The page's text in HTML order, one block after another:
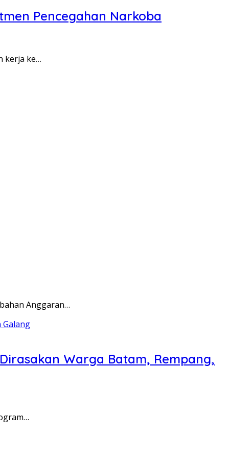
Pencegahan Narkoba
kerja ke…
Anggaran…
Warga Batam, Rempang,